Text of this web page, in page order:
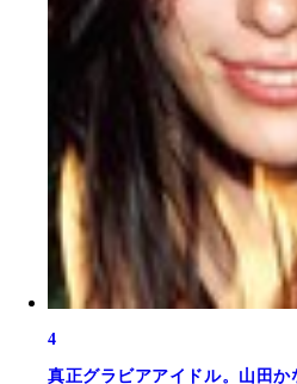
4
真正グラビアアイドル。山田